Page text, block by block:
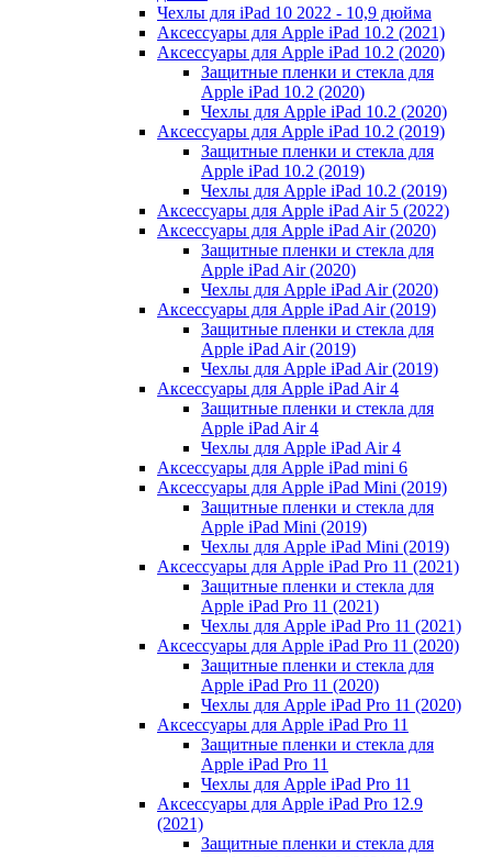
Чехлы для iPad 10 2022 - 10,9 дюйма
Аксессуары для Apple iPad 10.2 (2021)
Аксессуары для Apple iPad 10.2 (2020)
Защитные пленки и стекла для
Apple iPad 10.2 (2020)
Чехлы для Apple iPad 10.2 (2020)
Аксессуары для Apple iPad 10.2 (2019)
Защитные пленки и стекла для
Apple iPad 10.2 (2019)
Чехлы для Apple iPad 10.2 (2019)
Аксессуары для Apple iPad Air 5 (2022)
Аксессуары для Apple iPad Air (2020)
Защитные пленки и стекла для
Apple iPad Air (2020)
Чехлы для Apple iPad Air (2020)
Аксессуары для Apple iPad Air (2019)
Защитные пленки и стекла для
Apple iPad Air (2019)
Чехлы для Apple iPad Air (2019)
Аксессуары для Apple iPad Air 4
Защитные пленки и стекла для
Apple iPad Air 4
Чехлы для Apple iPad Air 4
Аксессуары для Apple iPad mini 6
Аксессуары для Apple iPad Mini (2019)
Защитные пленки и стекла для
Apple iPad Mini (2019)
Чехлы для Apple iPad Mini (2019)
Аксессуары для Apple iPad Pro 11 (2021)
Защитные пленки и стекла для
Apple iPad Pro 11 (2021)
Чехлы для Apple iPad Pro 11 (2021)
Аксессуары для Apple iPad Pro 11 (2020)
Защитные пленки и стекла для
Apple iPad Pro 11 (2020)
Чехлы для Apple iPad Pro 11 (2020)
Аксессуары для Apple iPad Pro 11
Защитные пленки и стекла для
Apple iPad Pro 11
Чехлы для Apple iPad Pro 11
Аксессуары для Apple iPad Pro 12.9
(2021)
Защитные пленки и стекла для